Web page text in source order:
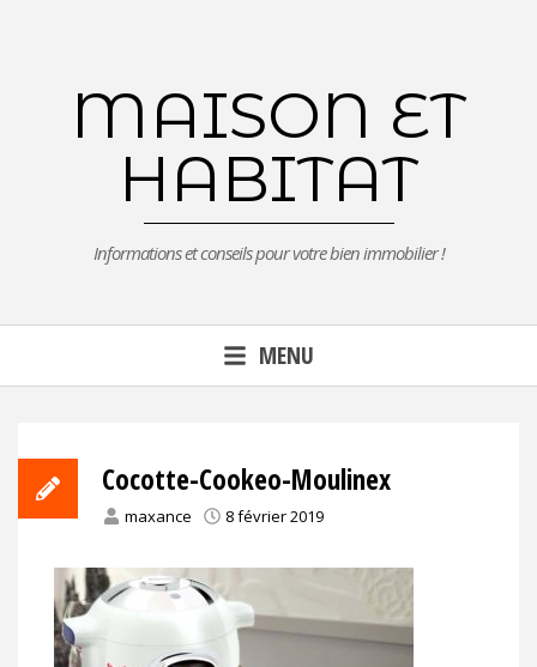
MAISON ET
HABITAT
Informations et conseils pour votre bien immobilier !
MENU
Cocotte-Cookeo-Moulinex
maxance 8 février 2019